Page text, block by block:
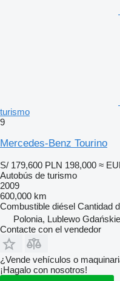
turismo
9
Mercedes-Benz Tourino
S/ 179,600 PLN 198,000 ≈
Autobús de turismo
2009
600,000 km
Combustible diésel Cantidad
Polonia, Lublewo Gdańskie
Contacte con el vendedor
¿Vende vehículos o
¡Hagalo con nosotros!